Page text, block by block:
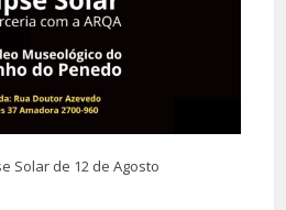
Solar de 12 de Agosto